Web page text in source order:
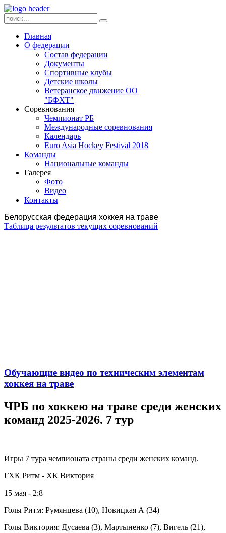
Главная
О федерации
Состав федерации
Документы
Спортивные клубы
Детские школы
Ветеранское движение ОО
"БФХТ"
Соревнования
Чемпионат РБ
Международные соревнования
Календарь
Euro Asia Hockey Festival 2018
Команды
Национальные команды
Галерея
Фото
Видео
Контакты
Белорусская федерация хоккея на траве
Таблица результатов текущих соревнований
Обучающие видео по техническим элементам
хоккея на траве
ЧРБ по хоккею на траве среди женских
команд 2025-2026. 7 тур
Игры 7 тура чемпионата страны среди женских команд.
ГХК Ритм - ХК Виктория
15 мая - 2:8
Голы Ритм: Румянцева (10), Новицкая А (34)
Голы Виктория: Дусаева (3), Мартыненко (7), Вигель (21),